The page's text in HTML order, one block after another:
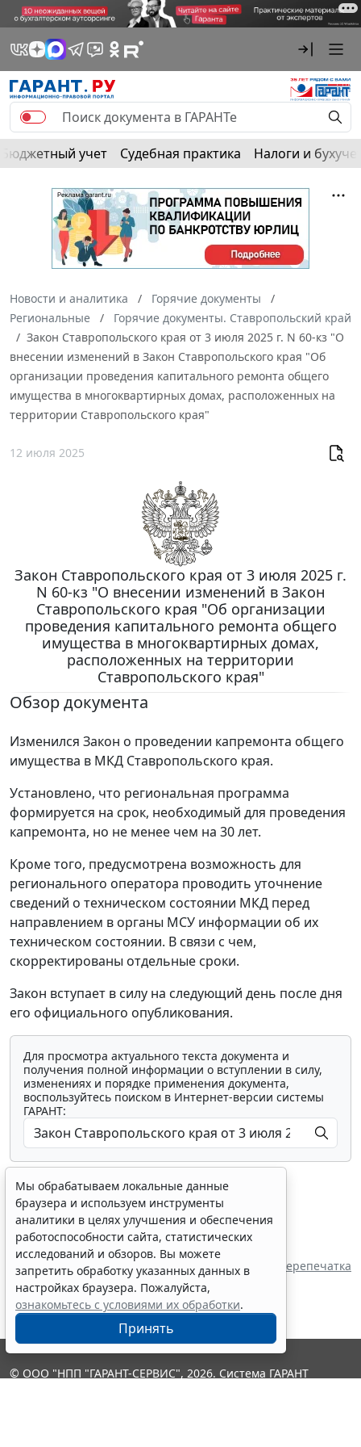
Бюджетный учет Судебная практика Налоги и
Новости и аналитика
Горячие документы
Региональные
Горячие документы. Ставропольский край
Закон Ставропольского края от 3 июля 2025 г. N 60-кз "О
внесении изменений в Закон Ставропольского края "Об
организации проведения капитального ремонта общего
имущества в многоквартирных домах, расположенных на
территории Ставропольского края"
12 июля 2025
Закон Ставропольского края от 3 июля 2025 г.
N 60-кз "О внесении изменений в Закон
Ставропольского края "Об организации
проведения капитального ремонта общего
имущества в многоквартирных домах,
расположенных на территории
Ставропольского края"
Обзор документа
Изменился Закон о проведении капремонта общего
имущества в МКД Ставропольского края.
Установлено, что региональная программа
формируется на срок, необходимый для проведения
капремонта, но не менее чем на 30 лет.
Кроме того, предусмотрена возможность для
регионального оператора проводить уточнение
сведений о техническом состоянии МКД перед
направлением в органы МСУ информации об их
техническом состоянии. В связи с чем,
скорректированы отдельные сроки.
Закон вступает в силу на следующий день после дня
его официального опубликования.
Для просмотра актуального текста документа и
получения полной информации о вступлении в силу,
изменениях и порядке применения документа,
воспользуйтесь поиском в Интернет-версии системы
ГАРАНТ:
Показать все материалы
Источник: Дума Ставропольского края Перепечатка
Мы обрабатываем локальные данные
браузера и используем инструменты
аналитики в целях улучшения и обеспечения
работоспособности сайта, статистических
исследований и обзоров. Вы можете
запретить обработку указанных данных в
настройках браузера. Пожалуйста,
ознакомьтесь с условиями их обработки.
Принять
© ООО "НПП "ГАРАНТ-СЕРВИС", 2026. Система ГАРАНТ